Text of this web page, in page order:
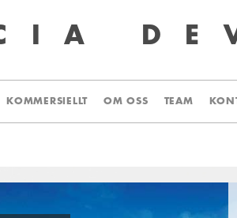
KOMMERSIELLT OM OSS TEAM